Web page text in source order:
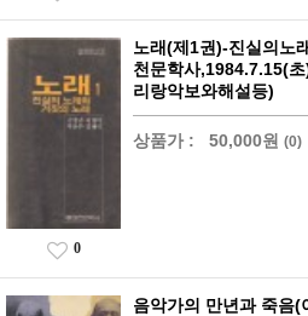
노래(제1권)-진실의노
천문학사,1984.7.15(
리랑악보와해설등)
상품가 : 50,000원 (0)
0
음악가의 만년과 죽음